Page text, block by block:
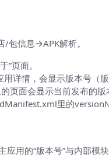
包信息→APK解析。
”页面。
详情，会显示版本号（版
页面会显示当前发布的版
里的
应用的“版本号”与内部